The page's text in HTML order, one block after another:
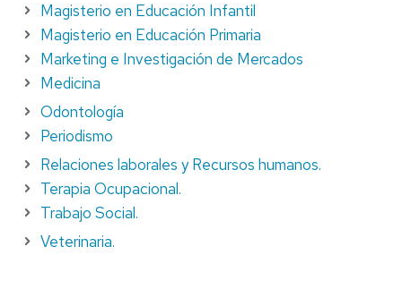
Magisterio en Educación Infantil
Magisterio en Educación Primaria
Marketing e Investigación de Mercados
Medicina
Odontología
Periodismo
Relaciones laborales y Recursos humanos.
Terapia Ocupacional.
Trabajo Social.
Veterinaria.